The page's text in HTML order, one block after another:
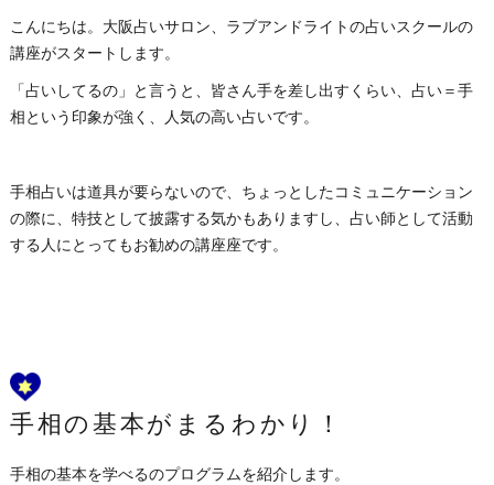
こんにちは。大阪占いサロン、ラブアンドライトの占いスクールの
講座がスタートします。
「占いしてるの」と言うと、皆さん手を差し出すくらい、占い＝手
相という印象が強く、人気の高い占いです。
手相占いは道具が要らないので、ちょっとしたコミュニケーション
の際に、特技として披露する気かもありますし、占い師として活動
する人にとってもお勧めの講座座です。
手相の基本がまるわかり！
手相の基本を学べるのプログラムを紹介します。